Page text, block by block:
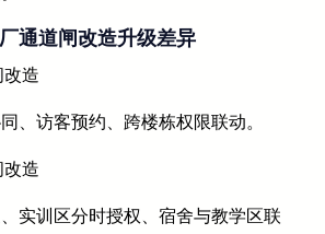
通道闸改造升级差异
改造
、访客预约、跨楼栋权限联动。
改造
实训区分时授权、宿舍与教学区联